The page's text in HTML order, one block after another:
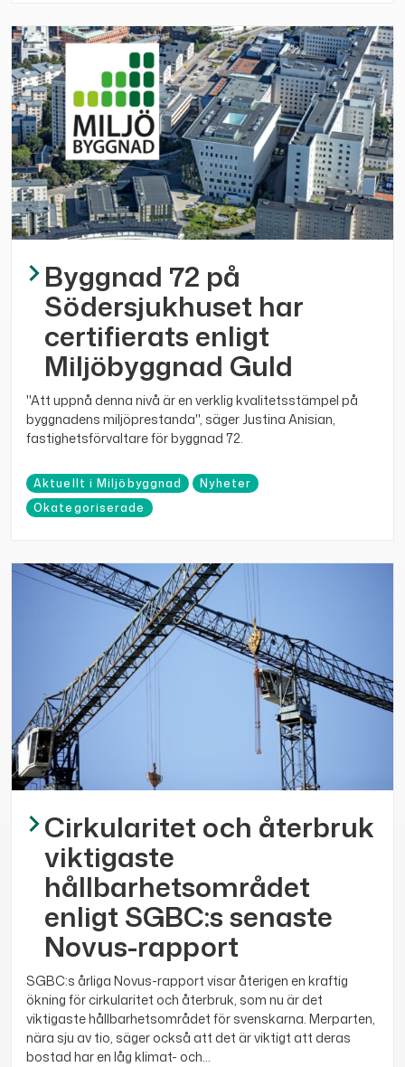
Byggnad 72 på
Södersjukhuset har
certifierats enligt
Miljöbyggnad Guld
"Att uppnå denna nivå är en verklig kvalitetsstämpel på
byggnadens miljöprestanda", säger Justina Anisian,
fastighetsförvaltare för byggnad 72.
Aktuellt i Miljöbyggnad
Nyheter
Okategoriserade
Cirkularitet och återbruk
viktigaste
hållbarhetsområdet
enligt SGBC:s senaste
Novus-rapport
SGBC:s årliga Novus-rapport visar återigen en kraftig
ökning för cirkularitet och återbruk, som nu är det
viktigaste hållbarhetsområdet för svenskarna. Merparten,
nära sju av tio, säger också att det är viktigt att deras
bostad har en låg klimat- och...